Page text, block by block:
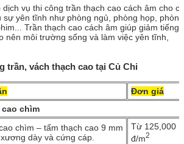
vụ thi công trần thạch cao cách âm cho
sự yên tĩnh như phòng ngủ, phòng họp, phòng
Trần thạch cao cách âm giúp giảm tiếng
nên môi trường sống và làm việc yên tĩnh,
trần, vách thạch cao tại Củ Chi
Đơn giá
chìm
chìm – tấm thạch cao 9 mm
dày và cứng cáp.
Từ 125,000
đ/m2